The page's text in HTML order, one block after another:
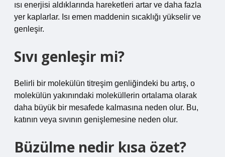
ısı enerjisi aldıklarında hareketleri artar ve daha fazla
yer kaplarlar. Isı emen maddenin sıcaklığı yükselir ve
genleşir.
Sıvı genleşir mi?
Belirli bir molekülün titreşim genliğindeki bu artış, o
molekülün yakınındaki moleküllerin ortalama olarak
daha büyük bir mesafede kalmasına neden olur. Bu,
katının veya sıvının genişlemesine neden olur.
Büzülme nedir kısa özet?